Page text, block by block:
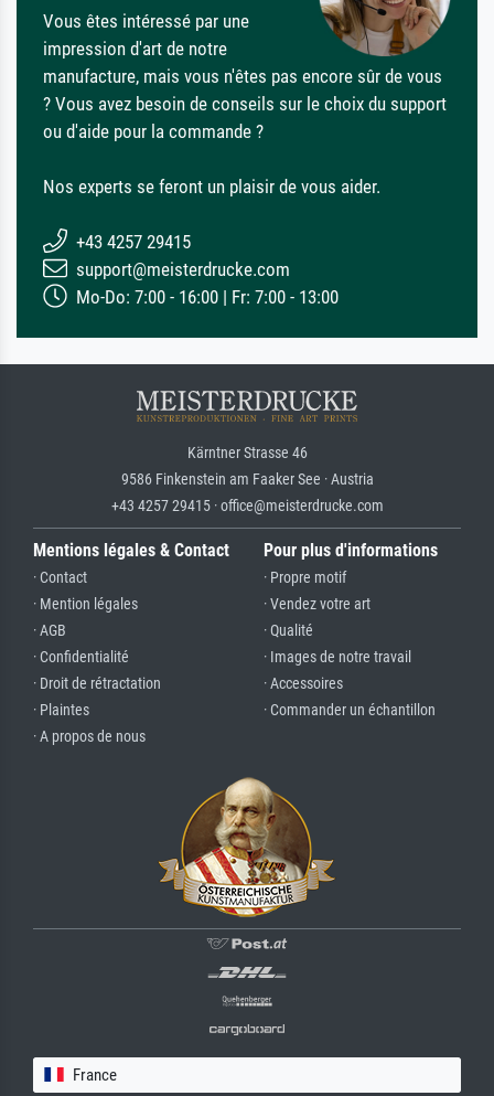
Vous êtes intéressé par une
impression d'art de notre
manufacture, mais vous n'êtes pas encore sûr de vous
? Vous avez besoin de conseils sur le choix du support
ou d'aide pour la commande ?
Nos experts se feront un plaisir de vous aider.
+43 4257 29415
support@meisterdrucke.com
Mo-Do: 7:00 - 16:00 | Fr: 7:00 - 13:00
Kärntner Strasse 46
9586 Finkenstein am Faaker See · Austria
+43 4257 29415 · office@meisterdrucke.com
Mentions légales & Contact
· Contact
· Mention légales
· AGB
· Confidentialité
· Droit de rétractation
· Plaintes
· A propos de nous
Pour plus d'informations
· Propre motif
· Vendez votre art
· Qualité
· Images de notre travail
· Accessoires
· Commander un échantillon
France